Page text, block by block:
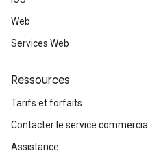
Web
Services Web
Ressources
Tarifs et forfaits
Contacter le service commercial
Assistance